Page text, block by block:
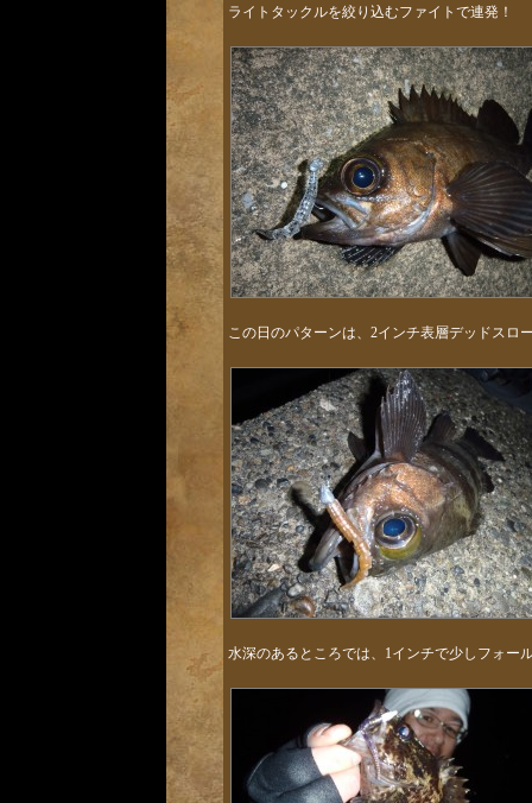
ライトタックルを絞り込むファイトで連発！
この日のパターンは、2インチ表層デッドスロ
水深のあるところでは、1インチで少しフォー